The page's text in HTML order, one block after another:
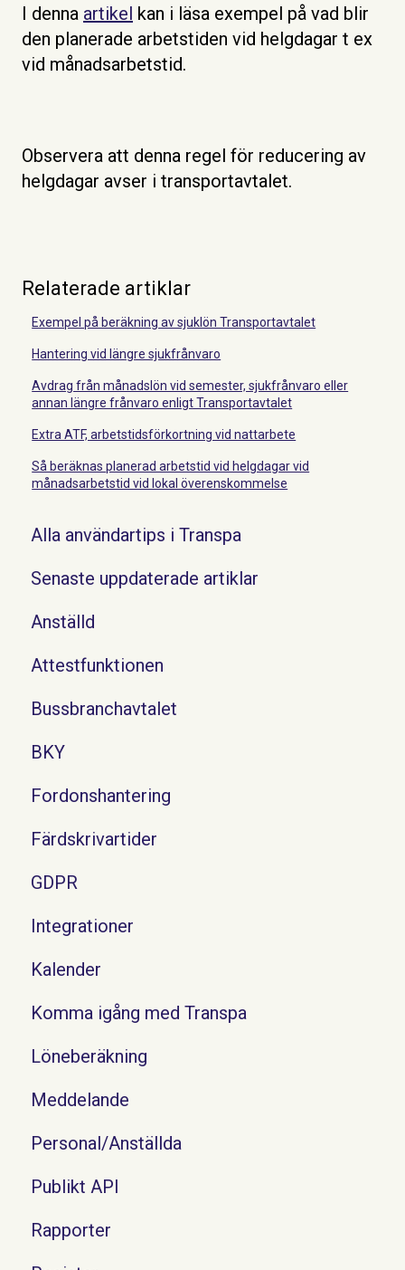
I denna artikel kan i läsa exempel på vad blir
den planerade arbetstiden vid helgdagar t ex
vid månadsarbetstid.
Observera att denna regel för reducering av
helgdagar avser i transportavtalet.
Relaterade artiklar
Exempel på beräkning av sjuklön Transportavtalet
Hantering vid längre sjukfrånvaro
Avdrag från månadslön vid semester, sjukfrånvaro eller
annan längre frånvaro enligt Transportavtalet
Extra ATF, arbetstidsförkortning vid nattarbete
Så beräknas planerad arbetstid vid helgdagar vid
månadsarbetstid vid lokal överenskommelse
Alla användartips i Transpa
Senaste uppdaterade artiklar
Anställd
Attestfunktionen
Bussbranchavtalet
BKY
Fordonshantering
Färdskrivartider
GDPR
Integrationer
Kalender
Komma igång med Transpa
Löneberäkning
Meddelande
Personal/Anställda
Publikt API
Rapporter